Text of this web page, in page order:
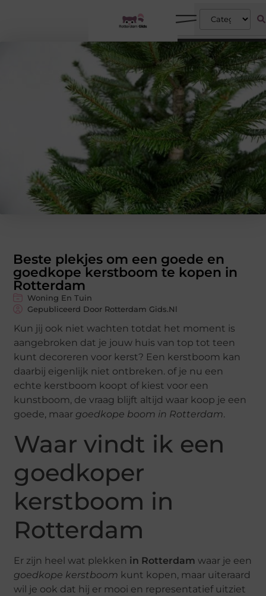
Beste plekjes om een goede en
goedkope kerstboom te kopen in
Rotterdam
Woning En Tuin
Gepubliceerd Door Rotterdam Gids.nl
Kun jij ook niet wachten totdat het moment is
aangebroken dat je jouw huis van top tot teen
kunt decoreren voor kerst? Een kerstboom kan
daarbij eigenlijk niet ontbreken. of je nu een
echte kerstboom koopt of kiest voor een
kunstboom, de vraag blijft altijd waar koop je een
goede, maar goedkope boom in Rotterdam.
Waar vindt ik een
goedkoper
kerstboom in
Rotterdam
Er zijn heel wat plekken in Rotterdam waar je een
goedkope kerstboom kunt kopen, maar uiteraard
wil je ook dat hij er mooi en representatief uitziet